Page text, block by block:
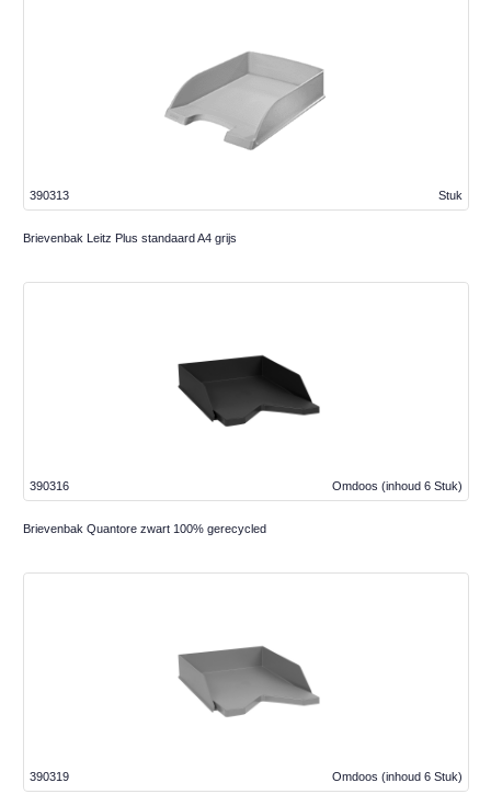
Stuk
390313
Brievenbak Leitz Plus standaard A4 grijs
Omdoos (inhoud 6 Stuk)
390316
Brievenbak Quantore zwart 100% gerecycled
Omdoos (inhoud 6 Stuk)
390319